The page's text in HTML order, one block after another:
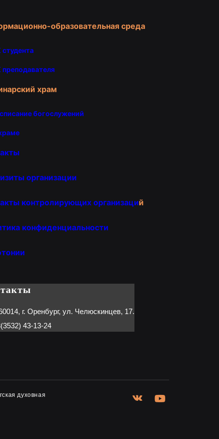
образовательная среда
храм
богослужений
организации
контролирующих организаций
конфиденциальности
г. Оренбург, ул. Челюскинцев, 17.
43-13-24
духовная